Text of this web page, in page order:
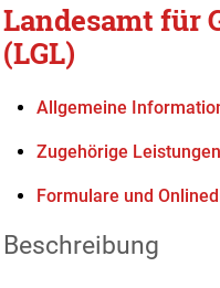
Landesamt für
(LGL)
Allgemeine
Zugehörige Leistungen
Formulare und
Beschreibung